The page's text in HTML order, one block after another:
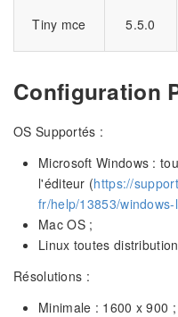
Tiny mce 5.5.0
Configuration
OS Supportés :
Microsoft Windows :
l'éditeur (https://
fr/help/13853/
Mac OS ;
Linux toutes
Résolutions :
Minimale : 1600 x 900 ;